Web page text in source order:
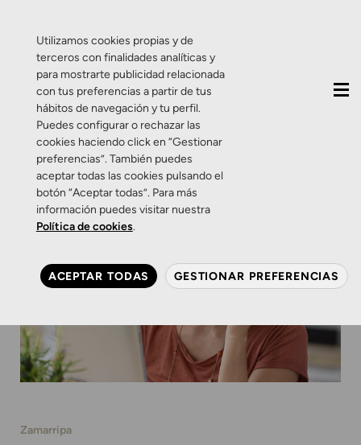
Zamarripa
Utilizamos cookies propias y de
terceros con finalidades analíticas y
para mostrarte publicidad relacionada
con tus preferencias a partir de tus
hábitos de navegación y tu perfil.
Puedes configurar o rechazar las
cookies haciendo click en “Gestionar
preferencias”. También puedes
aceptar todas las cookies pulsando el
botón “Aceptar todas”. Para más
información puedes visitar nuestra
Política de cookies.
ACEPTAR TODAS GESTIONAR PREFERENCIAS